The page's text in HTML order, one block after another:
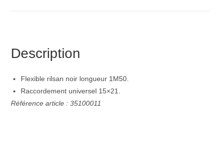
Description
Flexible rilsan noir longueur 1M50.
Raccordement universel 15×21.
Référence article : 35100011